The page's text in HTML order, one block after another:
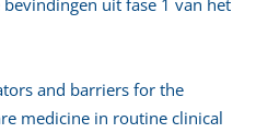
and barriers for the
medicine in routine clinical